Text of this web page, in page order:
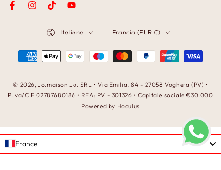
FacebookInstagramTikTokYouTube
© 2026,Jo.maison.Jo. SRL • Via Emilia, 84 - 27058 Voghera (PV) •
P.Iva/C.F 02787680186 • REA: PV - 301326 • Capitale sociale €30.000
Powered by Hoculus
Italiano
geografica
Francia (EUR €)
Modalità
pagamento
France